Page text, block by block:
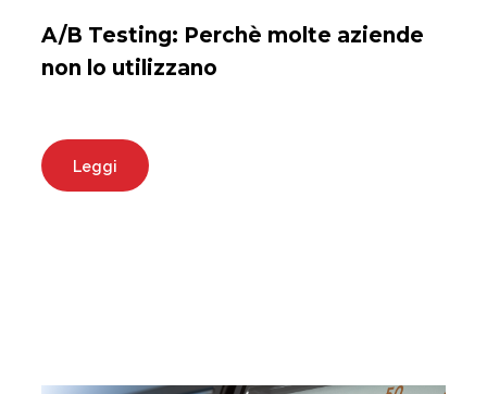
A/B Testing: Perchè molte aziende
non lo utilizzano
Leggi